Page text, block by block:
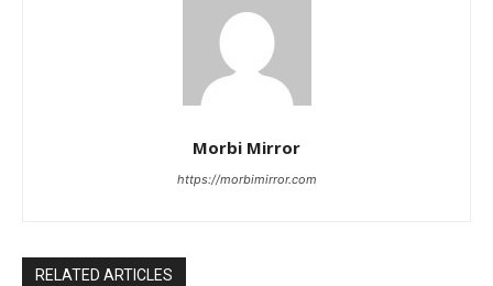
Morbi Mirror
https://morbimirror.com
RELATED ARTICLES